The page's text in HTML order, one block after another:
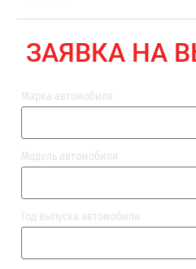
ЗАЯВКА НА
Марка автомобиля
Модель автомобиля
Год выпуска автомобиля